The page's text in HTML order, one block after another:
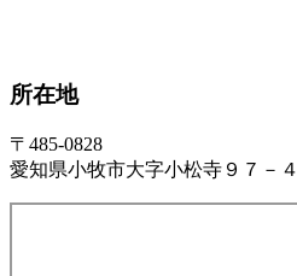
所在地
〒485-0828
愛知県小牧市大字小松寺９７－４